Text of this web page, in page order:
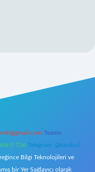
www.betexper.xyz/
Teams:
0 726 Telegram: @karabul
Bilgi Teknolojileri ve
bir Yer Sağlayıcı olarak